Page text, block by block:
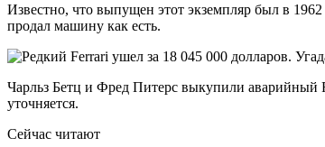
Известно, что выпущен этот экземпляр был в
продал машину как есть.
Чарльз Бетц и Фред Питерс выкупили аварийный
уточняется.
Сейчас читают